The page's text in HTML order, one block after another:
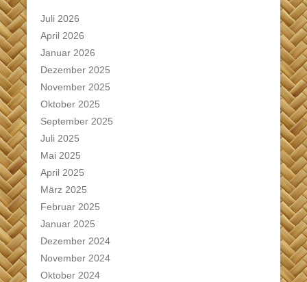
Juli 2026
April 2026
Januar 2026
Dezember 2025
November 2025
Oktober 2025
September 2025
Juli 2025
Mai 2025
April 2025
März 2025
Februar 2025
Januar 2025
Dezember 2024
November 2024
Oktober 2024